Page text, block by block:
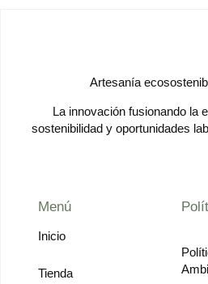
Artesanía
La innovación fusionando la
sostenibilidad y oportunidades
Menú
Inicio
Tienda